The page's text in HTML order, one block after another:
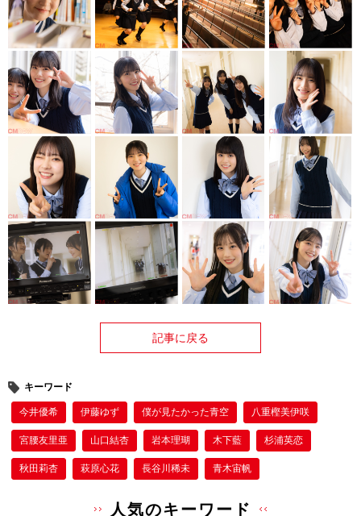
記事に戻る
キーワード
今井優希 伊藤ゆず 僕が⾒たかった⻘空 八重樫美伊咲
宮腰友里亜 山口結杏 岩本理瑚 木下藍 杉浦英恋
秋田莉杏 萩原心花 長谷川稀未 青木宙帆
人気のキーワード